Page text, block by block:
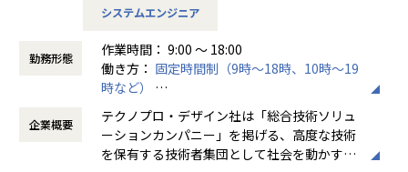
プログラミングの基礎から、システム開発演習まで
■研修期間：約3ヵ月
基礎知識
Javaプログラミング
システムエンジニア
勤務形態
作業時間： 9:00 ～ 18:00
働き方： 固定時間制（9時～18時、10時～19
時など）
時間外労働の有無： 有（月平均20時間）
休憩時間： 60分
企業概要
テクノプロ・デザイン社は「総合技術ソリュ
ーションカンパニー」を掲げる、高度な技術
を保有する技術者集団として社会を動かすこ